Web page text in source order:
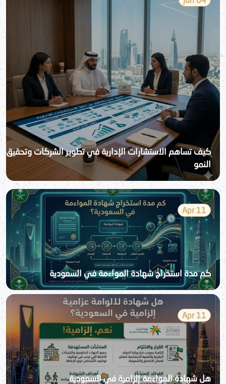
كيف تساهم الاستشارات الإدارية في تطوير الشركات وتحقيق
النمو
11 Apr
كم مدة استخراج شهادة المواءمة في السعودية
11 Apr
هل شهادة المواءمة إلزامية في السعودية